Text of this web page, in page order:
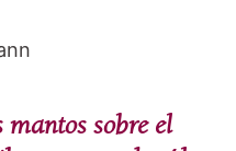
mantos sobre el